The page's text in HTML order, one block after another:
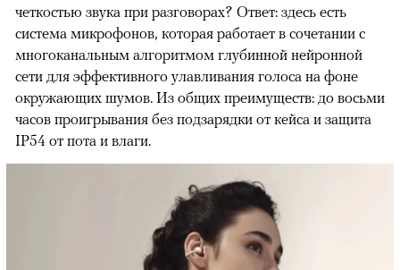
четкостью звука при разговорах? Ответ: здесь есть
система микрофонов, которая работает в сочетании с
многоканальным алгоритмом глубинной нейронной
сети для эффективного улавливания голоса на фоне
окружающих⁠ шумов. Из общих преимуществ: до восьми
часов проигрывания без подзарядки от кейса и защита
IP54 от пота и влаги.